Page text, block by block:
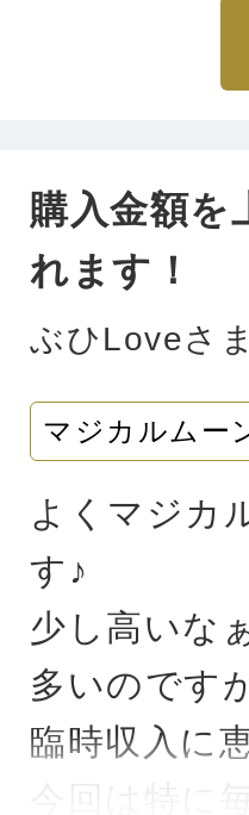
す 外出を
ら連絡があ
知人へ連絡
んの言うこ
ウチでは焚
果 購入し
すありがと
購入金額を
れます！
ぶひLoveさま
マジカルムー
よくマジカ
す♪
少し高いな
多いのです
臨時収入に